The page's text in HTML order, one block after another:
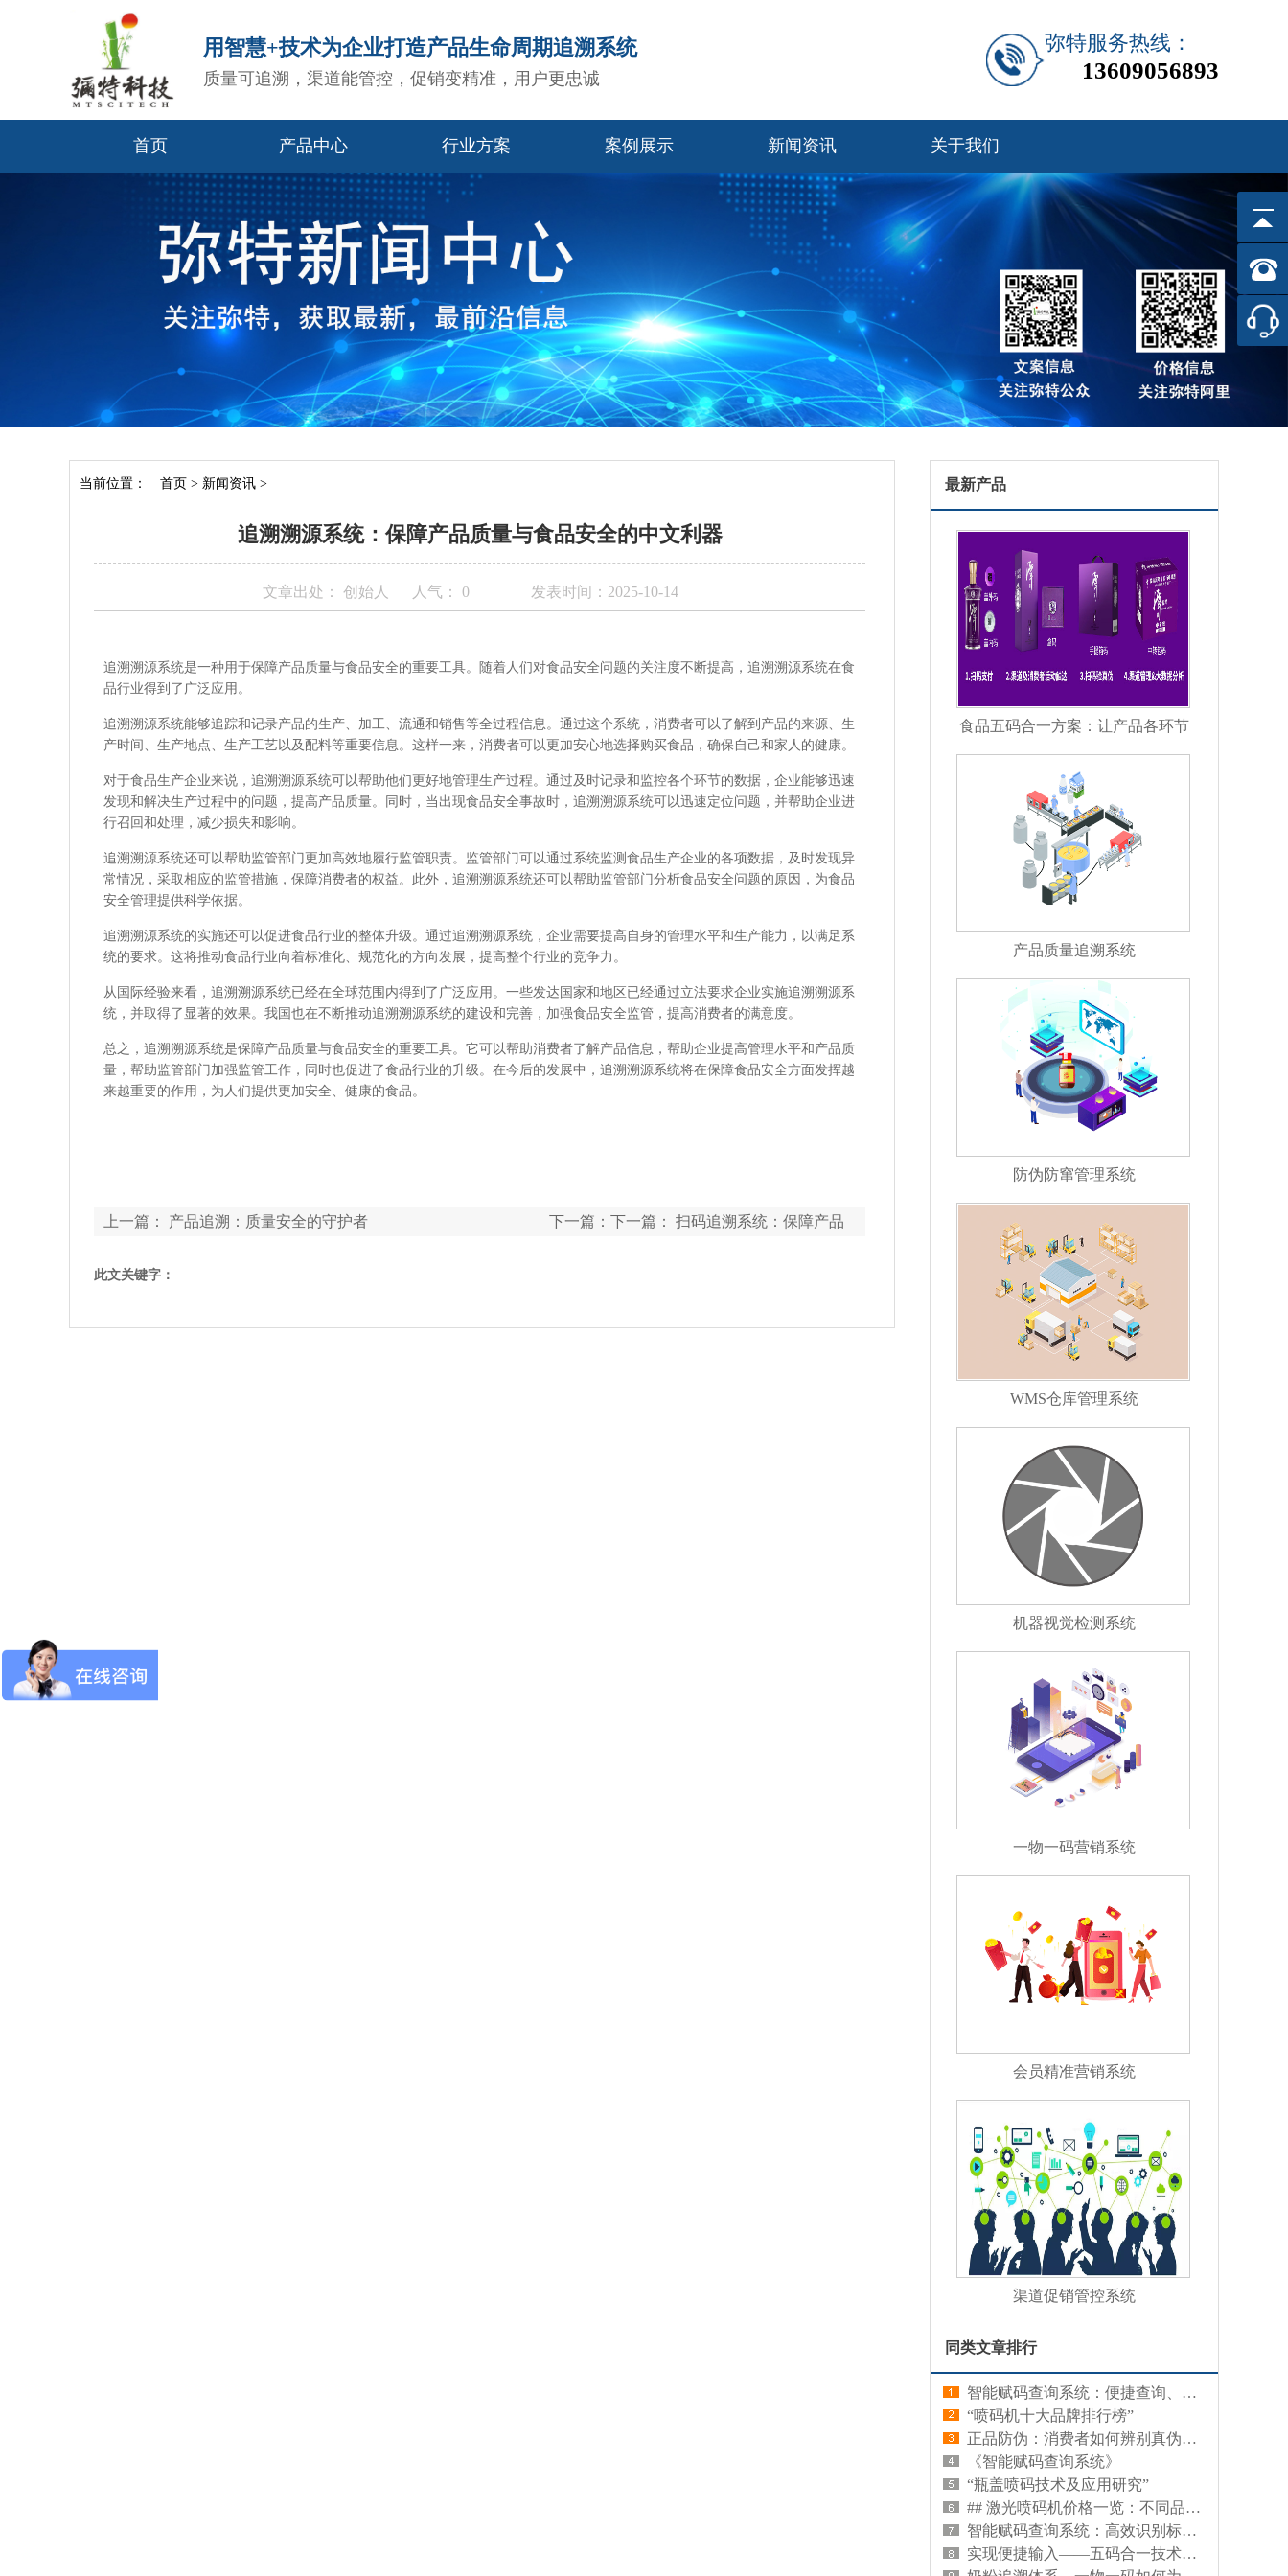
用智慧+技术为企业打造产品生命周期追溯系统
质量可追溯，渠道能管控，促销变精准，用户更忠诚
弥特服务热线：
13609056893
首页 产品中心 行业方案 案例展示 新闻资讯 关于我们
当前位置： 首页 > 新闻资讯 >
追溯溯源系统：保障产品质量与食品安全的中文利器
文章出处： 创始人 人气： 0 发表时间：2025-10-14
追溯溯源系统是一种用于保障产品质量与食品安全的重要工具。随着人们对食品安全问题的关注度不断提高，追溯溯源系统在食
品行业得到了广泛应用。
追溯溯源系统能够追踪和记录产品的生产、加工、流通和销售等全过程信息。通过这个系统，消费者可以了解到产品的来源、生
产时间、生产地点、生产工艺以及配料等重要信息。这样一来，消费者可以更加安心地选择购买食品，确保自己和家人的健康。
对于食品生产企业来说，追溯溯源系统可以帮助他们更好地管理生产过程。通过及时记录和监控各个环节的数据，企业能够迅速
发现和解决生产过程中的问题，提高产品质量。同时，当出现食品安全事故时，追溯溯源系统可以迅速定位问题，并帮助企业进
行召回和处理，减少损失和影响。
追溯溯源系统还可以帮助监管部门更加高效地履行监管职责。监管部门可以通过系统监测食品生产企业的各项数据，及时发现异
常情况，采取相应的监管措施，保障消费者的权益。此外，追溯溯源系统还可以帮助监管部门分析食品安全问题的原因，为食品
安全管理提供科学依据。
追溯溯源系统的实施还可以促进食品行业的整体升级。通过追溯溯源系统，企业需要提高自身的管理水平和生产能力，以满足系
统的要求。这将推动食品行业向着标准化、规范化的方向发展，提高整个行业的竞争力。
从国际经验来看，追溯溯源系统已经在全球范围内得到了广泛应用。一些发达国家和地区已经通过立法要求企业实施追溯溯源系
统，并取得了显著的效果。我国也在不断推动追溯溯源系统的建设和完善，加强食品安全监管，提高消费者的满意度。
总之，追溯溯源系统是保障产品质量与食品安全的重要工具。它可以帮助消费者了解产品信息，帮助企业提高管理水平和产品质
量，帮助监管部门加强监管工作，同时也促进了食品行业的升级。在今后的发展中，追溯溯源系统将在保障食品安全方面发挥越
来越重要的作用，为人们提供更加安全、健康的食品。
下一篇：下一篇： 扫码追溯系统：保障产品
上一篇： 产品追溯：质量安全的守护者
此文关键字：
最新产品
食品五码合一方案：让产品各环节
信息彼此关联
产品质量追溯系统
防伪防窜管理系统
WMS仓库管理系统
机器视觉检测系统
一物一码营销系统
会员精准营销系统
渠道促销管控系统
同类文章排行
智能赋码查询系统：便捷查询、准确匹配
“喷码机十大品牌排行榜”
正品防伪：消费者如何辨别真伪，保护自身权益
《智能赋码查询系统》
“瓶盖喷码技术及应用研究”
## 激光喷码机价格一览：不同品牌、型号及功能对比
智能赋码查询系统：高效识别标识编码，快速查询信息
实现便捷输入——五码合一技术助力中文输入法的进步